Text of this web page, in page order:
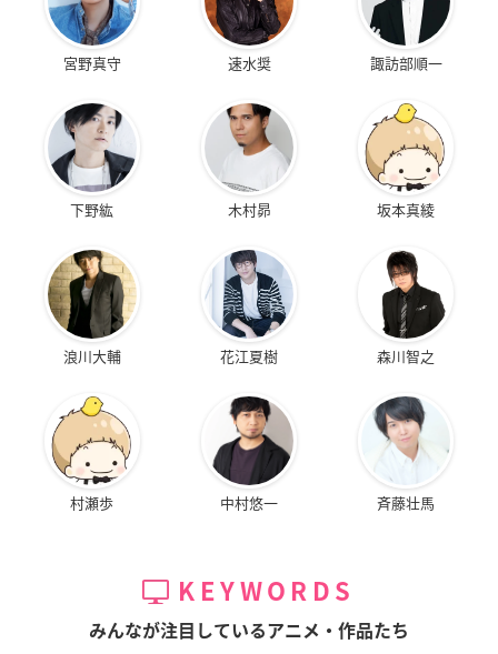
宮野真守 速水奨 諏訪部順一
下野紘 木村昴 坂本真綾
浪川大輔 花江夏樹 森川智之
村瀬歩 中村悠一 斉藤壮馬
KEYWORDS
みんなが注目しているアニメ・作品たち